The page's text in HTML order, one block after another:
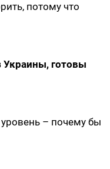
потому что
Украины, готовы
– почему бы